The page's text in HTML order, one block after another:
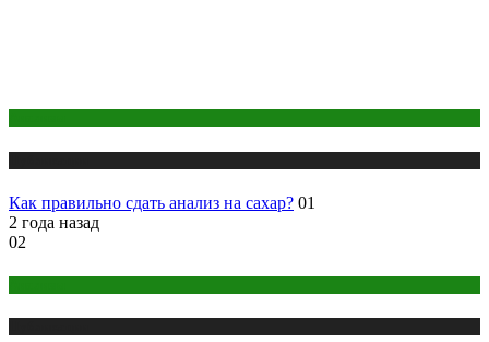
Как правильно сдать анализ на сахар? 01
2 года назад
02